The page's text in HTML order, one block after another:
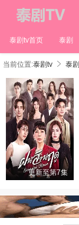
泰剧tv首页 泰剧
当前位置:泰剧tv 泰剧
更新至第7集